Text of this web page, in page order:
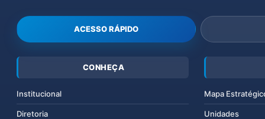
ACESSO RÁPIDO
CONHEÇA
Institucional
Diretoria
Mapa
Unidades